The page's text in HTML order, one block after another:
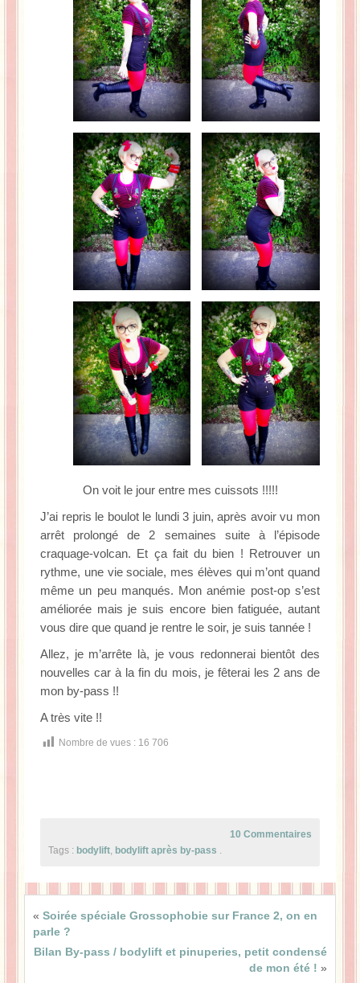
On voit le jour entre mes cuissots !!!!!
J’ai repris le boulot le lundi 3 juin, après avoir vu mon
arrêt prolongé de 2 semaines suite à l’épisode
craquage-volcan. Et ça fait du bien ! Retrouver un
rythme, une vie sociale, mes élèves qui m’ont quand
même un peu manqués. Mon anémie post-op s’est
améliorée mais je suis encore bien fatiguée, autant
vous dire que quand je rentre le soir, je suis tannée !
Allez, je m’arrête là, je vous redonnerai bientôt des
nouvelles car à la fin du mois, je fêterai les 2 ans de
mon by-pass !!
A très vite !!
Nombre de vues : 16 706
10 Commentaires
Tags : bodylift bodylift après by-pass
« Soirée spéciale Grossophobie sur France 2, on en
parle ?
Bilan By-pass / bodylift et pinuperies, petit condensé
de mon été ! »